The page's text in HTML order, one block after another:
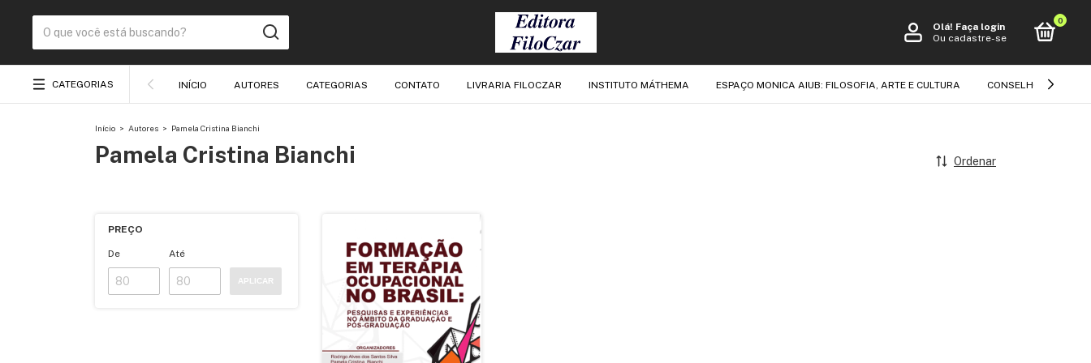
Olá! Faça login
Ou cadastre-se
0
CATEGORIAS INÍCIO AUTORES CATEGORIAS CONTATO LIVRARIA FILOCZAR INSTITUTO MÁTHEMA ESPAÇO MONICA AIUB: FILOSOFIA, ARTE E CULTURA CONSELHO
Início > Autores > Pamela Cristina Bianchi
Pamela Cristina Bianchi Ordenar
PREÇO
De Até
APLICAR